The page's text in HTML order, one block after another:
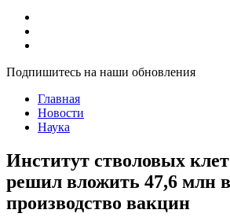
Подпишитесь на наши обновления
Главная
Новости
Наука
Институт стволовых
решил вложить 47,6 млн в
производство вакцин